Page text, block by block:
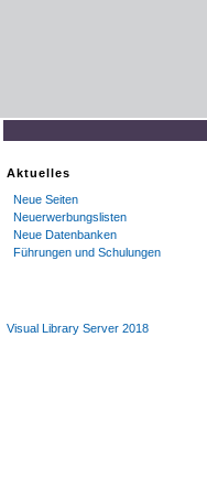
Aktuelles
Neue Seiten
Neuerwerbungslisten
Neue Datenbanken
Führungen und Schulungen
Visual Library Server 2018